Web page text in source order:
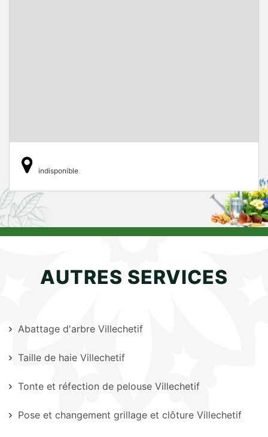
indisponible
AUTRES SERVICES
Abattage d'arbre Villechetif
Taille de haie Villechetif
Tonte et réfection de pelouse Villechetif
Pose et changement grillage et clôture Villechetif